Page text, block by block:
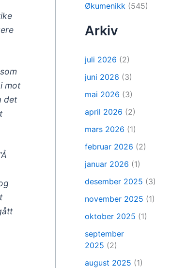
mot
det
Økumenikk (545)
Arkiv
juli 2026 (2)
juni 2026 (3)
mai 2026 (3)
april 2026 (2)
mars 2026 (1)
februar 2026 (2)
januar 2026 (1)
desember 2025 (3)
november 2025 (1)
oktober 2025 (1)
september
2025 (2)
august 2025 (1)